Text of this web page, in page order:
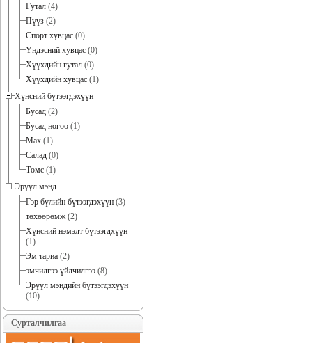
Гутал (4)
Пүүз (2)
Спорт хувцас (0)
Үндэсний хувцас (0)
Хүүхдийн гутал (0)
Хүүхдийн хувцас (1)
Хүнсний бүтээгдэхүүн
Бусад (2)
Бусад ногоо (1)
Мах (1)
Салад (0)
Төмс (1)
Эрүүл мэнд
Гэр бүлийн бүтээгдэхүүн (3)
төхөөрөмж(2)
Хүнсний нэмэлт бүтээгдхүүн
(1)
Эм тариа (2)
эмчилгээ үйлчилгээ (8)
Эрүүл мэндийн бүтээгдэхүүн
(10)
Сурталчилгаа